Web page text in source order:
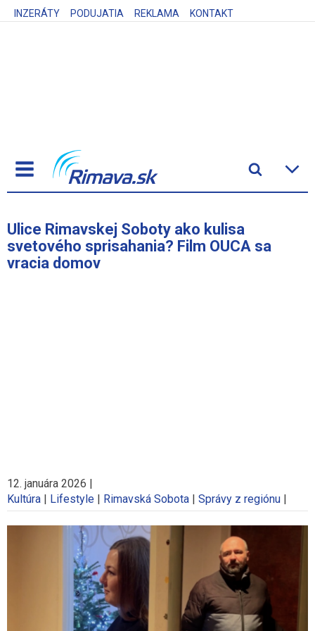
INZERÁTY PODUJATIA REKLAMA KONTAKT
Ulice Rimavskej Soboty ako kulisa
svetového sprisahania? Film OUCA sa
vracia domov
12. januára 2026 |
Kultúra | Lifestyle | Rimavská Sobota | Správy z regiónu |